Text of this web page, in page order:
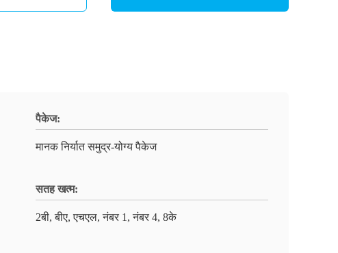
पैकेज:
मानक निर्यात समुद्र-योग्य पैकेज
सतह खत्म:
2बी, बीए, एचएल, नंबर 1, नंबर 4, 8के